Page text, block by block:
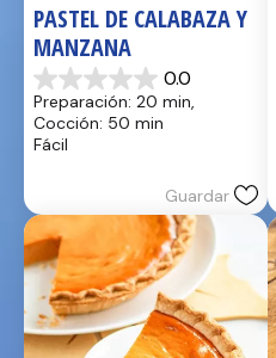
PASTEL DE CALABAZA Y
MANZANA
0.0
0.0
de
5
estrellas.
Preparación: 20 min,
Cocción: 50 min
Fácil
Guardar